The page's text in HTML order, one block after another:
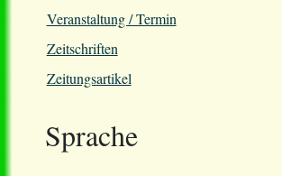
Veranstaltung / Termin
Zeitschriften
Zeitungsartikel
Sprache